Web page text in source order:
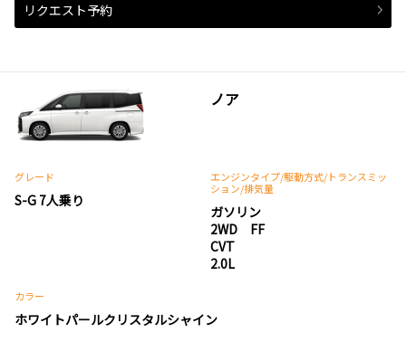
リクエスト予約
ノア
グレード
S-G 7人乗り
エンジンタイプ/駆動方式/トランスミッ
ション/排気量
ガソリン
2WD FF
CVT
2.0L
カラー
ホワイトパールクリスタルシャイン